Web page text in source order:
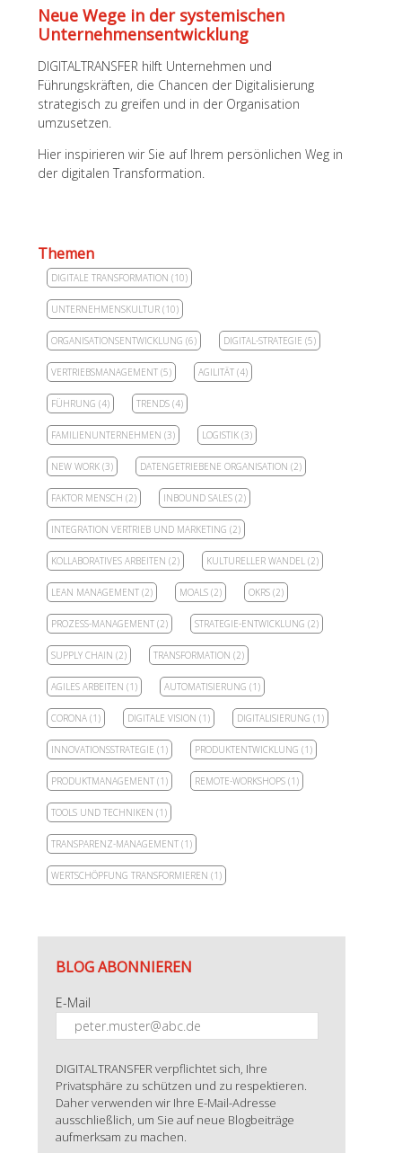
Neue Wege in der systemischen
Unternehmens­entwicklung
DIGITALTRANSFER hilft Unternehmen und
Führungskräften, die Chancen der Digitalisierung
strategisch zu greifen und in der Organisation
umzusetzen.
Hier inspirieren wir Sie auf Ihrem persönlichen Weg in
der digitalen Transformation.
Themen
DIGITALE TRANSFORMATION(10)
UNTERNEHMENSKULTUR(10)
ORGANISATIONSENTWICKLUNG(6) DIGITAL-STRATEGIE(5)
VERTRIEBSMANAGEMENT(5) AGILITÄT(4)
FÜHRUNG(4) TRENDS(4)
FAMILIENUNTERNEHMEN(3) LOGISTIK(3)
NEW WORK(3) DATENGETRIEBENE ORGANISATION(2)
FAKTOR MENSCH(2) INBOUND SALES(2)
INTEGRATION VERTRIEB UND MARKETING(2)
KOLLABORATIVES ARBEITEN(2) KULTURELLER WANDEL(2)
LEAN MANAGEMENT(2) MOALS(2) OKRS(2)
PROZESS-MANAGEMENT(2) STRATEGIE-ENTWICKLUNG(2)
SUPPLY CHAIN(2) TRANSFORMATION(2)
AGILES ARBEITEN(1) AUTOMATISIERUNG(1)
CORONA(1) DIGITALE VISION(1) DIGITALISIERUNG(1)
INNOVATIONSSTRATEGIE(1) PRODUKTENTWICKLUNG(1)
PRODUKTMANAGEMENT(1) REMOTE-WORKSHOPS(1)
TOOLS UND TECHNIKEN(1)
TRANSPARENZ-MANAGEMENT(1)
WERTSCHÖPFUNG TRANSFORMIEREN(1)
BLOG ABONNIEREN
E-Mail
DIGITALTRANSFER verpflichtet sich, Ihre
Privatsphäre zu schützen und zu respektieren.
Daher verwenden wir Ihre E-Mail-Adresse
ausschließlich, um Sie auf neue Blogbeiträge
aufmerksam zu machen.